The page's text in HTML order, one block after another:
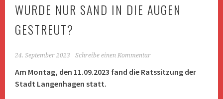
WURDE NUR SAND IN DIE AUGEN
GESTREUT?
24. September 2023 Schreibe einen Kommentar
Am Montag, den 11.09.2023 fand die Ratssitzung der
Stadt Langenhagen statt.